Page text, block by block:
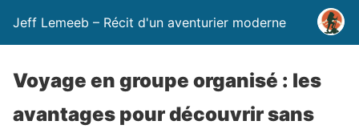
Jeff Lemeeb – Récit d'un aventurier moderne
Voyage en groupe organisé : les
avantages pour découvrir sans